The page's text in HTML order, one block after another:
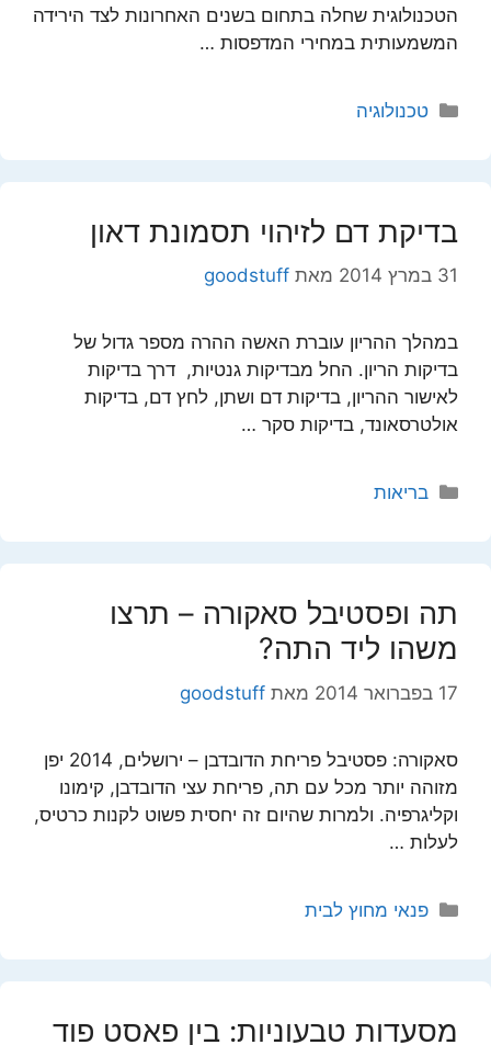
הטכנולוגית שחלה בתחום בשנים האחרונות לצד הירידה
המשמעותית במחירי המדפסות …
קטגוריות
טכנולוגיה
בדיקת דם לזיהוי תסמונת דאון
31 במרץ 2014 מאת goodstuff
במהלך ההריון עוברת האשה ההרה מספר גדול של
בדיקות הריון. החל מבדיקות גנטיות, דרך בדיקות
לאישור ההריון, בדיקות דם ושתן, לחץ דם, בדיקות
אולטרסאונד, בדיקות סקר …
קטגוריות
בריאות
תה ופסטיבל סאקורה – תרצו
משהו ליד התה?
17 בפברואר 2014 מאת goodstuff
סאקורה: פסטיבל פריחת הדובדבן – ירושלים, 2014 יפן
מזוהה יותר מכל עם תה, פריחת עצי הדובדבן, קימונו
וקליגרפיה. ולמרות שהיום זה יחסית פשוט לקנות כרטיס,
לעלות …
קטגוריות
פנאי מחוץ לבית
מסעדות טבעוניות: בין פאסט פוד